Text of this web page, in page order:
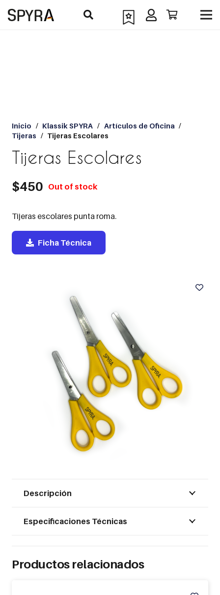
Inicio / Klassik SPYRA / Artículos de Oficina /
Tijeras / Tijeras Escolares
Tijeras Escolares
$450 Out of stock
Tijeras escolares punta roma.
Ficha Técnica
Descripción
Especificaciones Técnicas
Productos relacionados